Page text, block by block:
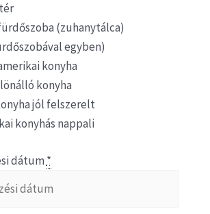
(zuhanytálca)
egyben)
konyha
konyha
jól felszerelt
konyhás nappali
dátum *